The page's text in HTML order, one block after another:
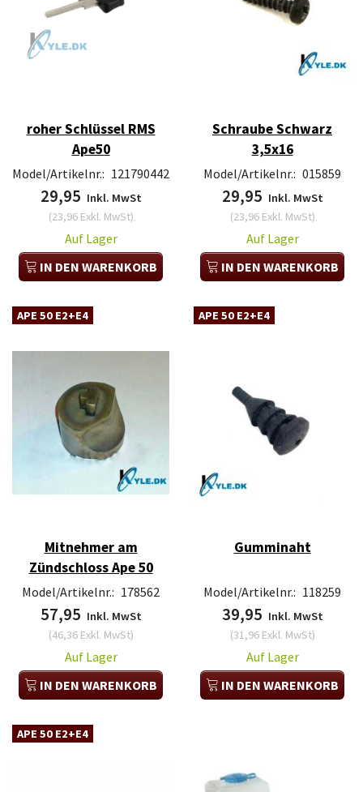
roher Schlüssel RMS
Ape50
Model/Artikelnr.: 121790442
29,95 Inkl. MwSt
(23,96Exkl. MwSt)
Auf Lager
IN DEN WARENKORB
Schraube Schwarz
3,5x16
Model/Artikelnr.: 015859
29,95 Inkl. MwSt
(23,96Exkl. MwSt)
Auf Lager
IN DEN WARENKORB
APE 50 E2+E4
Mitnehmer am
Zündschloss Ape 50
Model/Artikelnr.: 178562
57,95 Inkl. MwSt
(46,36Exkl. MwSt)
Auf Lager
IN DEN WARENKORB
APE 50 E2+E4
Gumminaht
Model/Artikelnr.: 118259
39,95 Inkl. MwSt
(31,96Exkl. MwSt)
Auf Lager
IN DEN WARENKORB
APE 50 E2+E4